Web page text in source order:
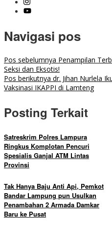
Navigasi pos
Pos sebelumnya Penampilan
Seksi dan Eksotis!
Pos berikutnya dr. Jihan Nurlela
Vaksinasi IKAPPI di Lamteng
Posting Terkait
Satreskrim Polres Lampura
Ringkus Komplotan Pencuri
Spesialis Ganjal ATM Lintas
Provinsi
Tak Hanya Baju Anti Api, Pemkot
Bandar Lampung pun Usulkan
Penambahan 2 Armada Damkar
Baru ke Pusat